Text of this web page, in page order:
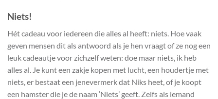
Niets!
Hét cadeau voor iedereen die alles al heeft: niets. Hoe vaak
geven mensen dit als antwoord als je hen vraagt of ze nog een
leuk cadeautje voor zichzelf weten: doe maar niets, ik heb
alles al. Je kunt een zakje kopen met lucht, een houdertje met
niets, er bestaat een jenevermerk dat Niks heet, of je koopt
een hamster die je de naam ‘Niets’ geeft. Zelfs als iemand